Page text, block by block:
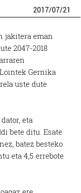
2017/07/21
jakitera eman
2047-2018
Gernika
uste dute
eta
bete ditu. Esate
batez besteko
eta 4,5 errebote